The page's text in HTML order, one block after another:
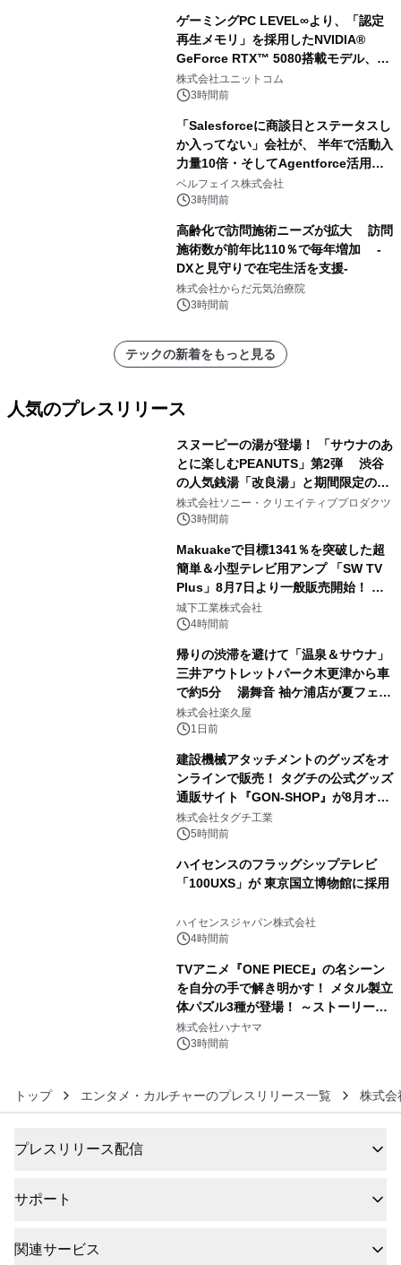
ゲーミングPC LEVEL∞より、「認定
再生メモリ」を採用したNVIDIA®
GeForce RTX™ 5080搭載モデル、
NVIDIA® GeForce RTX™ 5070 Ti搭
載モデルを販売開始
株式会社ユニットコム
3時間前
「Salesforceに商談日とステータスし
か入ってない」会社が、 半年で活動入
力量10倍・そしてAgentforce活用へ
── 敷島住宅×bellSalesAI事例公開
ベルフェイス株式会社
3時間前
高齢化で訪問施術ニーズが拡大 訪問
施術数が前年比110％で毎年増加 -
DXと見守りで在宅生活を支援-
株式会社からだ元気治療院
3時間前
テックの新着をもっと見る
人気のプレスリリース
スヌーピーの湯が登場！ 「サウナのあ
とに楽しむPEANUTS」第2弾 渋谷
の人気銭湯「改良湯」と期間限定のコ
ラボレーション サウナイキタイコラ
ボグッズも発売決定！
株式会社ソニー・クリエイティブプロダクツ
3時間前
Makuakeで目標1341％を突破した超
簡単＆小型テレビ用アンプ 「SW TV
Plus」8月7日より一般販売開始！ ケ
ーブル1本つなぐだけ、テレビの音が
ぐっと豊かに
城下工業株式会社
4時間前
帰りの渋滞を避けて「温泉＆サウナ」
三井アウトレットパーク木更津から車
で約5分 湯舞音 袖ケ浦店が夏フェア
メニューを提供
株式会社楽久屋
1日前
建設機械アタッチメントのグッズをオ
ンラインで販売！ タグチの公式グッズ
通販サイト『GON-SHOP』が8月オー
プン
株式会社タグチ工業
5時間前
ハイセンスのフラッグシップテレビ
「100UXS」が 東京国立博物館に採用
ハイセンスジャパン株式会社
4時間前
TVアニメ『ONE PIECE』の名シーン
を自分の手で解き明かす！ メタル製立
体パズル3種が登場！ ～ストーリーと
ギミックが融合した 大人の体験型パズ
ルが8月7日(金)12時より先行予約受付
株式会社ハナヤマ
3時間前
トップ エンタメ・カルチャーのプレスリリース一覧 株式会
プレスリリース配信
サポート
関連サービス